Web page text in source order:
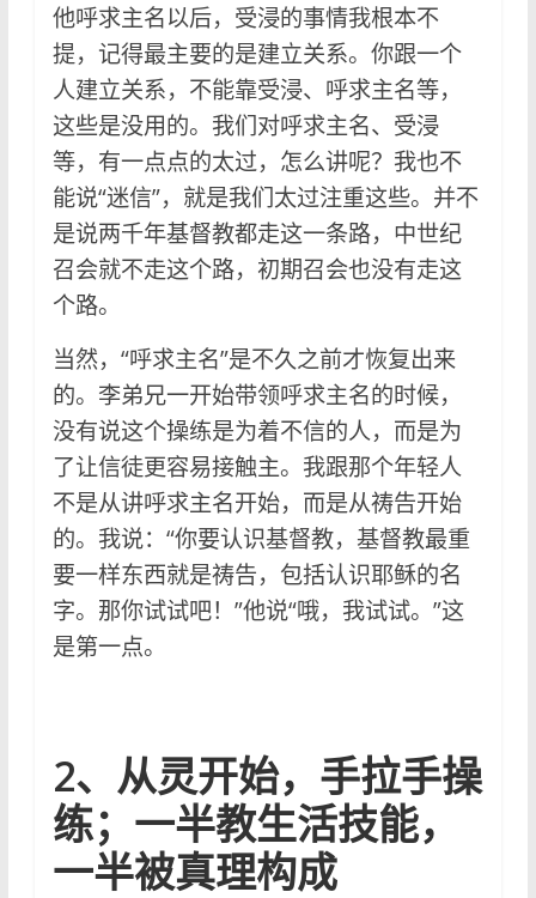
他呼求主名以后，受浸的事情我根本不
提，记得最主要的是建立关系。你跟一个
人建立关系，不能靠受浸、呼求主名等，
这些是没用的。我们对呼求主名、受浸
等，有一点点的太过，怎么讲呢？我也不
能说“迷信”，就是我们太过注重这些。并不
是说两千年基督教都走这一条路，中世纪
召会就不走这个路，初期召会也没有走这
个路。
当然，“呼求主名”是不久之前才恢复出来
的。李弟兄一开始带领呼求主名的时候，
没有说这个操练是为着不信的人，而是为
了让信徒更容易接触主。我跟那个年轻人
不是从讲呼求主名开始，而是从祷告开始
的。我说：“你要认识基督教，基督教最重
要一样东西就是祷告，包括认识耶稣的名
字。那你试试吧！”他说“哦，我试试。”这
是第一点。
2、从灵开始，手拉手操
练；一半教生活技能，
一半被真理构成